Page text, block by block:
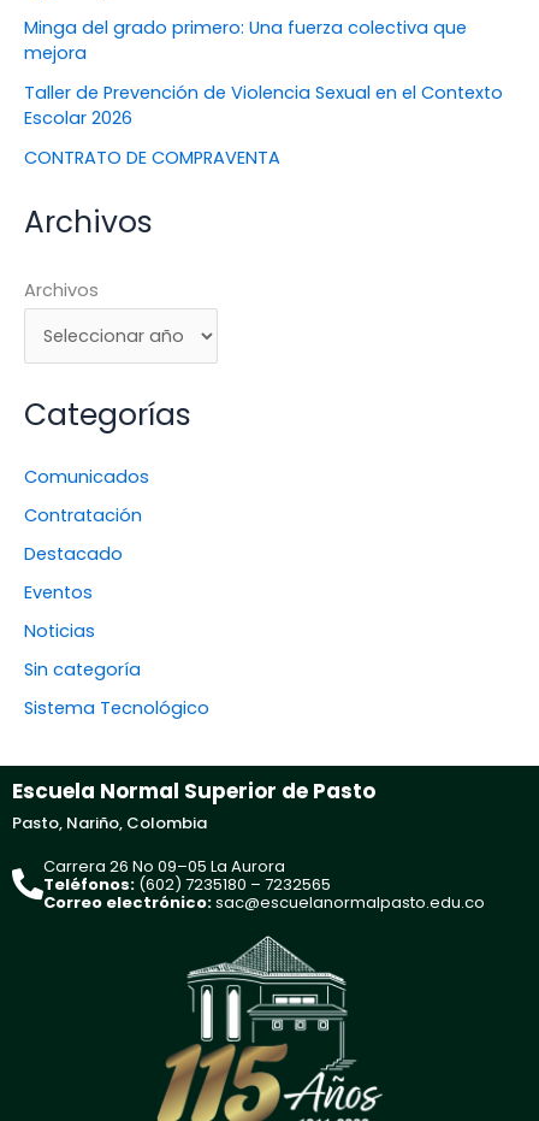
Minga del grado primero: Una fuerza colectiva que
mejora
Taller de Prevención de Violencia Sexual en el Contexto
Escolar 2026
CONTRATO DE COMPRAVENTA
Archivos
Archivos
Categorías
Comunicados
Contratación
Destacado
Eventos
Noticias
Sin categoría
Sistema Tecnológico
Escuela Normal Superior de Pasto
Pasto, Nariño, Colombia
Carrera 26 No 09–05 La Aurora
Teléfonos: (602) 7235180 – 7232565
Correo electrónico:sac@escuelanormalpasto.edu.co